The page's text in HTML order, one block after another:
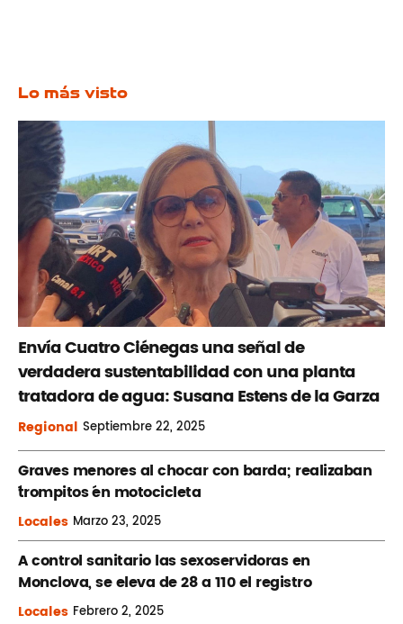
Lo más visto
Envía Cuatro Ciénegas una señal de
verdadera sustentabilidad con una planta
tratadora de agua: Susana Estens de la Garza
Regional Septiembre22, 2025
Graves menores al chocar con barda; realizaban
´trompitos ´en motocicleta
Locales Marzo23, 2025
A control sanitario las sexoservidoras en
Monclova, se eleva de 28 a 110 el registro
Locales Febrero2, 2025